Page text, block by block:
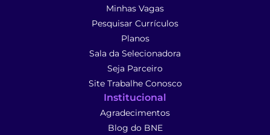
Minhas Vagas
Pesquisar Currículos
Planos
Sala da Selecionadora
Seja Parceiro
Site Trabalhe Conosco
Institucional
Agradecimentos
Blog do BNE